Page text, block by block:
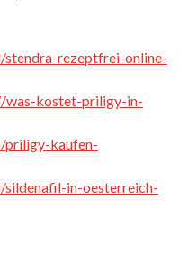
rezeptfrei-online-
kostet-priligy-in-
kaufen-
in-oesterreich-